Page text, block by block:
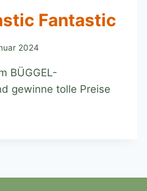
Fantastic
2024
BÜGGEL-
gewinne tolle Preise